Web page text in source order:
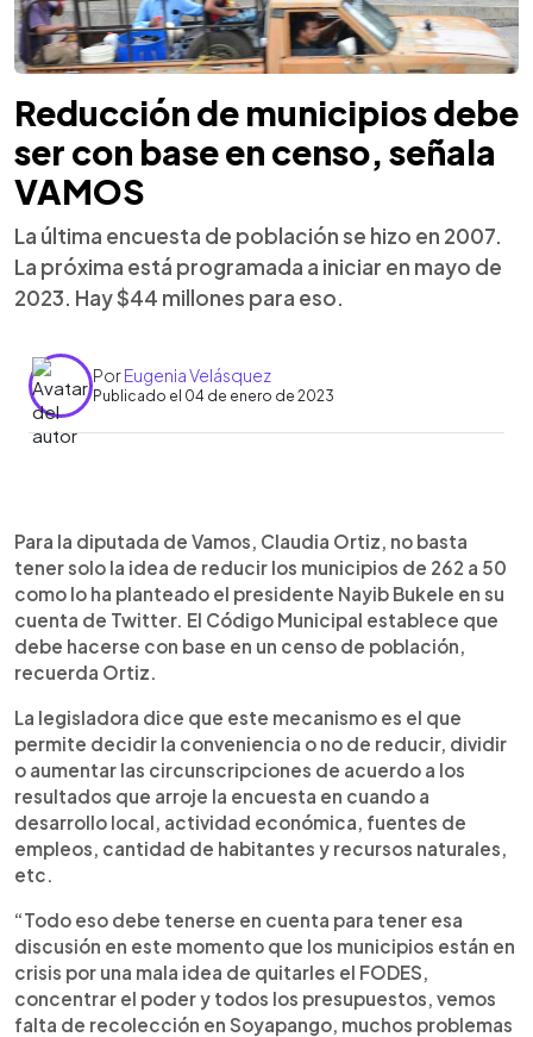
Reducción de municipios debe
ser con base en censo, señala
VAMOS
La última encuesta de población se hizo en 2007.
La próxima está programada a iniciar en mayo de
2023. Hay $44 millones para eso.
PorEugenia Velásquez
Publicado el 04 de enero de 2023
► Escuchar artículo
Para la diputada de Vamos, Claudia Ortiz, no basta
tener solo la idea de reducir los municipios de 262 a 50
como lo ha planteado el presidente Nayib Bukele en su
cuenta de Twitter. El Código Municipal establece que
debe hacerse con base en un censo de población,
recuerda Ortiz.
La legisladora dice que este mecanismo es el que
permite decidir la conveniencia o no de reducir, dividir
o aumentar las circunscripciones de acuerdo a los
resultados que arroje la encuesta en cuando a
desarrollo local, actividad económica, fuentes de
empleos, cantidad de habitantes y recursos naturales,
etc.
“Todo eso debe tenerse en cuenta para tener esa
discusión en este momento que los municipios están en
crisis por una mala idea de quitarles el FODES,
concentrar el poder y todos los presupuestos, vemos
falta de recolección en Soyapango, muchos problemas